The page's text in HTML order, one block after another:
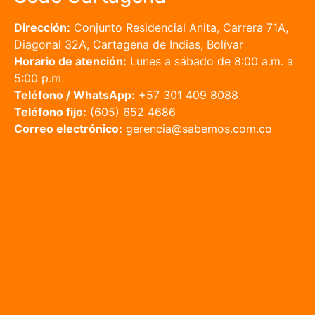
Dirección: Conjunto Residencial Anita, Carrera 71A,
Diagonal 32A, Cartagena de Indias, Bolívar
Horario de atención: Lunes a sábado de 8:00 a.m. a
5:00 p.m.
Teléfono / WhatsApp: +57 301 409 8088
Teléfono fijo: (605) 652 4686
Correo electrónico: gerencia@sabemos.com.co